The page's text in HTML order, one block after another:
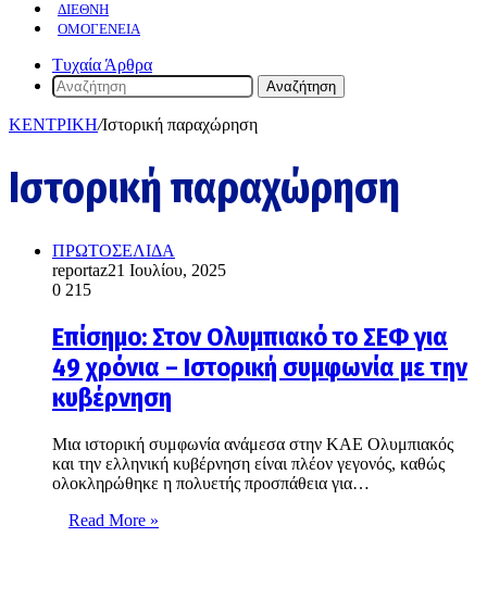
ΔΙΕΘΝΉ
ΟΜΟΓΈΝΕΙΑ
Τυχαία Άρθρα
Αναζήτηση
ΚΕΝΤΡΙΚΗ/Ιστορική παραχώρηση
Ιστορική παραχώρηση
ΠΡΩΤΟΣΕΛΙΔΑ
reportaz21 Ιουλίου, 2025
0 215
Επίσημο: Στον Ολυμπιακό το ΣΕΦ για
49 χρόνια – Ιστορική συμφωνία με την
κυβέρνηση
Μια ιστορική συμφωνία ανάμεσα στην ΚΑΕ Ολυμπιακός
και την ελληνική κυβέρνηση είναι πλέον γεγονός, καθώς
ολοκληρώθηκε η πολυετής προσπάθεια για…
Read More »